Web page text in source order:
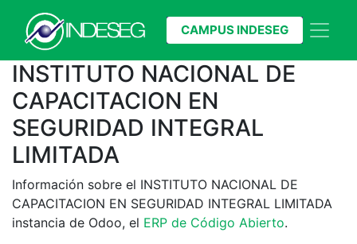
CAMPUS INDESEG
INSTITUTO NACIONAL DE
CAPACITACION EN
SEGURIDAD INTEGRAL
LIMITADA
Información sobre el INSTITUTO NACIONAL DE
CAPACITACION EN SEGURIDAD INTEGRAL LIMITADA
instancia de Odoo, el ERP de Código Abierto.